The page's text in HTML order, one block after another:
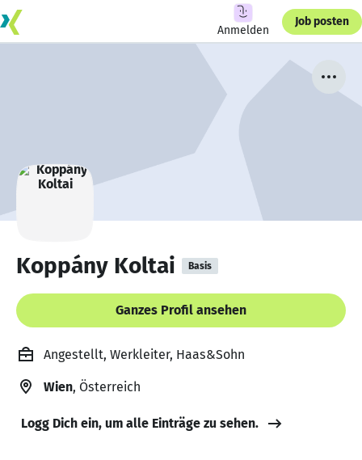
Anmelden
Job posten
Koppány Koltai Basis
Ganzes Profil ansehen
Angestellt, Werkleiter, Haas&Sohn
Wien, Österreich
Logg Dich ein, um alle Einträge zu sehen.